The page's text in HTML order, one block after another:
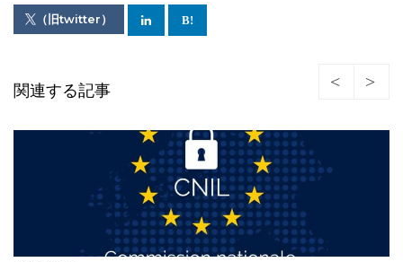
（旧twitter）
関連する記事